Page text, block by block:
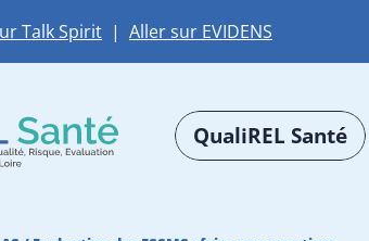
Talk Spirit | Aller sur EVIDENS
QualiREL Santé